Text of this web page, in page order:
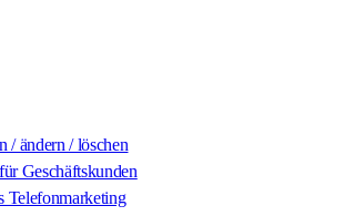
/ ändern / löschen
Geschäftskunden
Telefonmarketing